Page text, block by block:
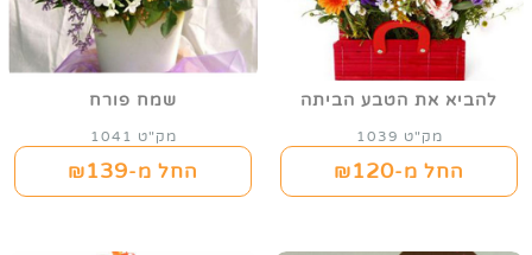
להביא את הטבע הביתה
מק"ט 1039
החל מ-₪120
שמח פורח
מק"ט 1041
החל מ-₪139